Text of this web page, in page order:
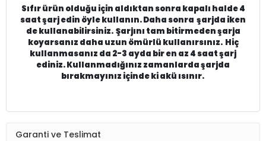
Sıfır ürün olduğu için aldıktan sonra kapalı halde 4
saat şarj edin öyle kullanın. Daha sonra şarjda iken
de kullanabilirsiniz. Şarjını tam bitirmeden şarja
koyarsanız daha uzun ömürlü kullanırsınız. Hiç
kullanmasanız da 2-3 ayda bir en az 4 saat şarj
ediniz. Kullanmadığınız zamanlarda şarjda
bırakmayınız içinde ki akü ısınır.
Garanti ve Teslimat